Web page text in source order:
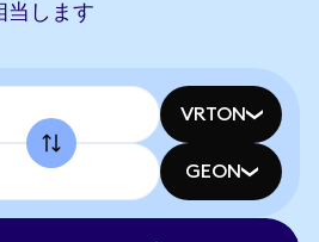
当します
VRTON
GEON